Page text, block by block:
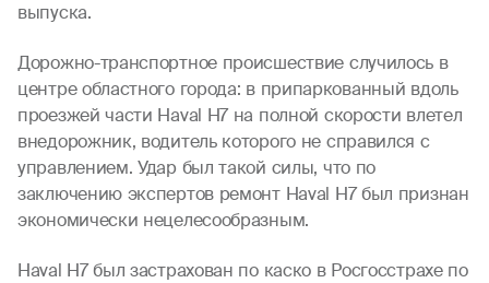
выпуска.
Дорожно-транспортное происшествие случилось в
центре областного города: в припаркованный вдоль
проезжей части Haval H7 на полной скорости влетел
внедорожник, водитель которого не справился с
управлением. Удар был такой силы, что по
заключению экспертов ремонт Haval H7 был признан
экономически нецелесообразным.
Haval H7 был застрахован по каско в Росгосстрахе по